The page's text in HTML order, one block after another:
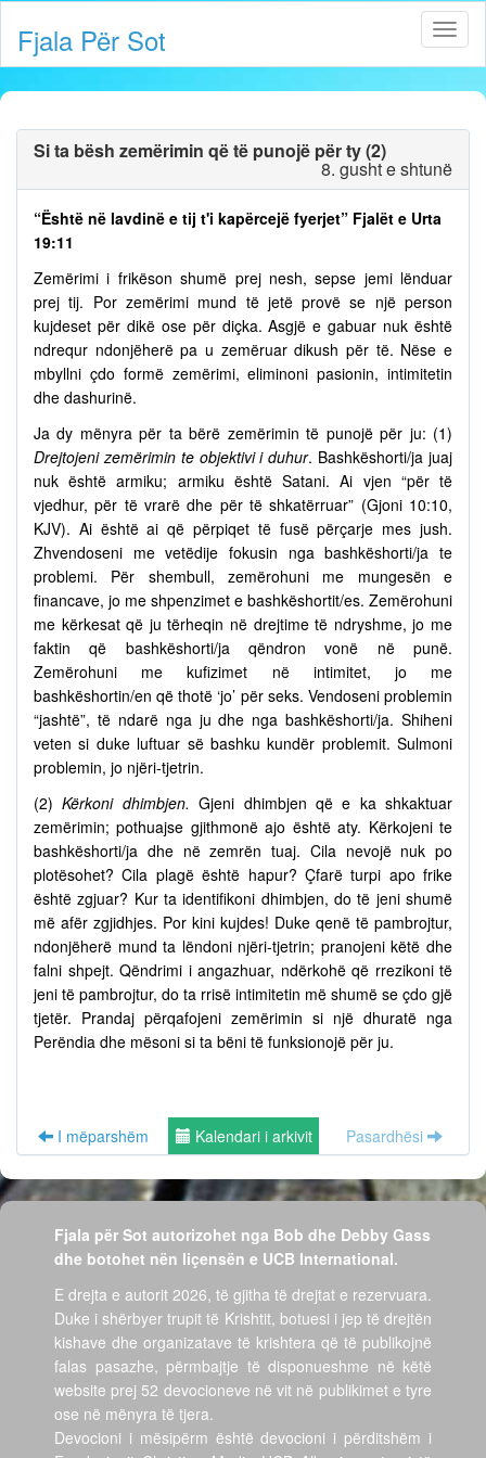
Fjala Për Sot
Si ta bësh zemërimin që të punojë për ty (2)
8. gusht e shtunë
“Është në lavdinë e tij t'i kapërcejë fyerjet” Fjalët e Urta
19:11
Zemërimi i frikëson shumë prej nesh, sepse jemi lënduar
prej tij. Por zemërimi mund të jetë provë se një person
kujdeset për dikë ose për diçka. Asgjë e gabuar nuk është
ndrequr ndonjëherë pa u zemëruar dikush për të. Nëse e
mbyllni çdo formë zemërimi, eliminoni pasionin, intimitetin
dhe dashurinë.
Ja dy mënyra për ta bërë zemërimin të punojë për ju: (1)
Drejtojeni zemërimin te objektivi i duhur. Bashkëshorti/ja juaj
nuk është armiku; armiku është Satani. Ai vjen “për të
vjedhur, për të vrarë dhe për të shkatërruar” (Gjoni 10:10,
KJV). Ai është ai që përpiqet të fusë përçarje mes jush.
Zhvendoseni me vetëdije fokusin nga bashkëshorti/ja te
problemi. Për shembull, zemërohuni me mungesën e
financave, jo me shpenzimet e bashkëshortit/es. Zemërohuni
me kërkesat që ju tërheqin në drejtime të ndryshme, jo me
faktin që bashkëshorti/ja qëndron vonë në punë.
Zemërohuni me kufizimet në intimitet, jo me
bashkëshortin/en që thotë ‘jo’ për seks. Vendoseni problemin
“jashtë”, të ndarë nga ju dhe nga bashkëshorti/ja. Shiheni
veten si duke luftuar së bashku kundër problemit. Sulmoni
problemin, jo njëri-tjetrin.
(2)Kërkoni dhimbjen. Gjeni dhimbjen që e ka shkaktuar
zemërimin; pothuajse gjithmonë ajo është aty. Kërkojeni te
bashkëshorti/ja dhe në zemrën tuaj. Cila nevojë nuk po
plotësohet? Cila plagë është hapur? Çfarë turpi apo frike
është zgjuar? Kur ta identifikoni dhimbjen, do të jeni shumë
më afër zgjidhjes. Por kini kujdes! Duke qenë të pambrojtur,
ndonjëherë mund ta lëndoni njëri-tjetrin; pranojeni këtë dhe
falni shpejt. Qëndrimi i angazhuar, ndërkohë që rrezikoni të
jeni të pambrojtur, do ta rrisë intimitetin më shumë se çdo gjë
tjetër. Prandaj përqafojeni zemërimin si një dhuratë nga
Perëndia dhe mësoni si ta bëni të funksionojë për ju.
I mëparshëm Kalendari i arkivit Pasardhësi
Fjala për Sot autorizohet nga Bob dhe Debby Gass
dhe botohet nën liçensën e UCB International.
E drejta e autorit 2026, të gjitha të drejtat e rezervuara.
Duke i shërbyer trupit të Krishtit, botuesi i jep të drejtën
kishave dhe organizatave të krishtera që të publikojnë
falas pasazhe, përmbajtje të disponueshme në këtë
website prej 52 devocioneve në vit në publikimet e tyre
ose në mënyra të tjera.
Devocioni i mësipërm është devocioni i përditshëm i